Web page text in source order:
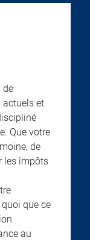
de
actuels et
Que votre
de
les impôts
que ce
au